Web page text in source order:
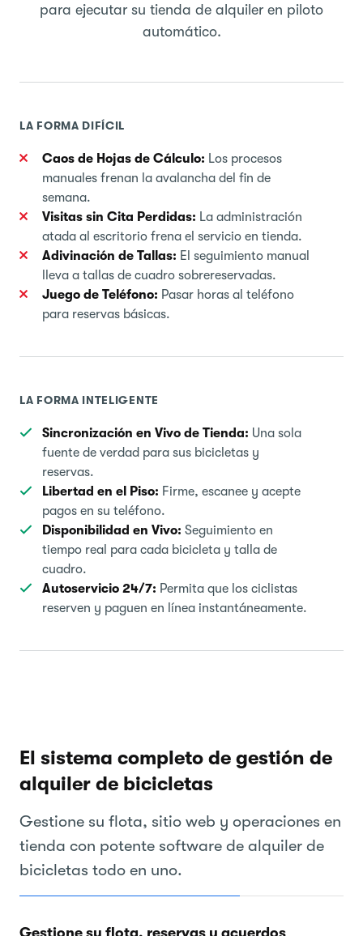
para ejecutar su tienda de alquiler en piloto
automático.
LA FORMA DIFÍCIL
Caos de Hojas de Cálculo: Los procesos
manuales frenan la avalancha del fin de
semana.
Visitas sin Cita Perdidas: La administración
atada al escritorio frena el servicio en tienda.
Adivinación de Tallas: El seguimiento manual
lleva a tallas de cuadro sobrereservadas.
Juego de Teléfono: Pasar horas al teléfono
para reservas básicas.
LA FORMA INTELIGENTE
Sincronización en Vivo de Tienda: Una sola
fuente de verdad para sus bicicletas y
reservas.
Libertad en el Piso: Firme, escanee y acepte
pagos en su teléfono.
Disponibilidad en Vivo: Seguimiento en
tiempo real para cada bicicleta y talla de
cuadro.
Autoservicio 24/7: Permita que los ciclistas
reserven y paguen en línea instantáneamente.
El sistema completo de gestión de
alquiler de bicicletas
Gestione su flota, sitio web y operaciones en
tienda con potente software de alquiler de
bicicletas todo en uno.
Gestione su flota, reservas y acuerdos